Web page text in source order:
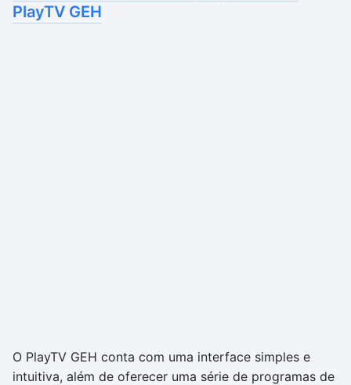
PlayTV GEH
O PlayTV GEH conta com uma interface simples e
intuitiva, além de oferecer uma série de programas de